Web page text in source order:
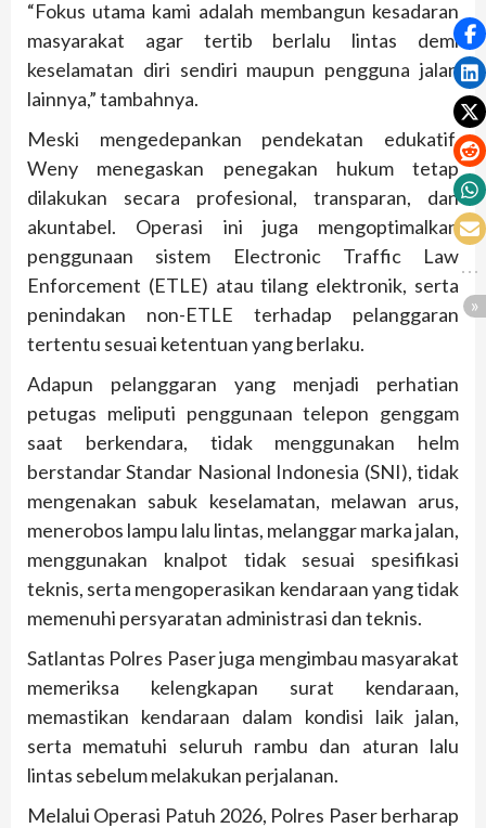
“Fokus utama kami adalah membangun kesadaran
masyarakat agar tertib berlalu lintas demi
keselamatan diri sendiri maupun pengguna jalan
lainnya,” tambahnya.
Meski mengedepankan pendekatan edukatif,
Weny menegaskan penegakan hukum tetap
dilakukan secara profesional, transparan, dan
akuntabel. Operasi ini juga mengoptimalkan
penggunaan sistem Electronic Traffic Law
Enforcement (ETLE) atau tilang elektronik, serta
penindakan non-ETLE terhadap pelanggaran
tertentu sesuai ketentuan yang berlaku.
Adapun pelanggaran yang menjadi perhatian
petugas meliputi penggunaan telepon genggam
saat berkendara, tidak menggunakan helm
berstandar Standar Nasional Indonesia (SNI), tidak
mengenakan sabuk keselamatan, melawan arus,
menerobos lampu lalu lintas, melanggar marka jalan,
menggunakan knalpot tidak sesuai spesifikasi
teknis, serta mengoperasikan kendaraan yang tidak
memenuhi persyaratan administrasi dan teknis.
Satlantas Polres Paser juga mengimbau masyarakat
memeriksa kelengkapan surat kendaraan,
memastikan kendaraan dalam kondisi laik jalan,
serta mematuhi seluruh rambu dan aturan lalu
lintas sebelum melakukan perjalanan.
Melalui Operasi Patuh 2026, Polres Paser berharap